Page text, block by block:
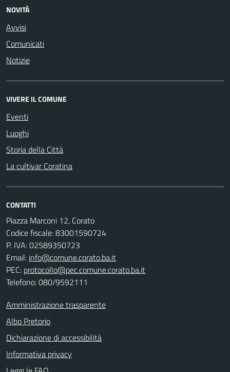
NOVITÀ
Avvisi
Comunicati
Notizie
VIVERE IL COMUNE
Eventi
Luoghi
Storia della Città
La cultivar Coratina
CONTATTI
Piazza Marconi 12, Corato
Codice fiscale: 83001590724
P. IVA: 02589350723
Email: info@comune.corato.ba.it
PEC: protocollo@pec.comune.corato.ba.it
Telefono: 080/9592111
Amministrazione trasparente
Albo Pretorio
Dichiarazione di accessibilità
Informativa privacy